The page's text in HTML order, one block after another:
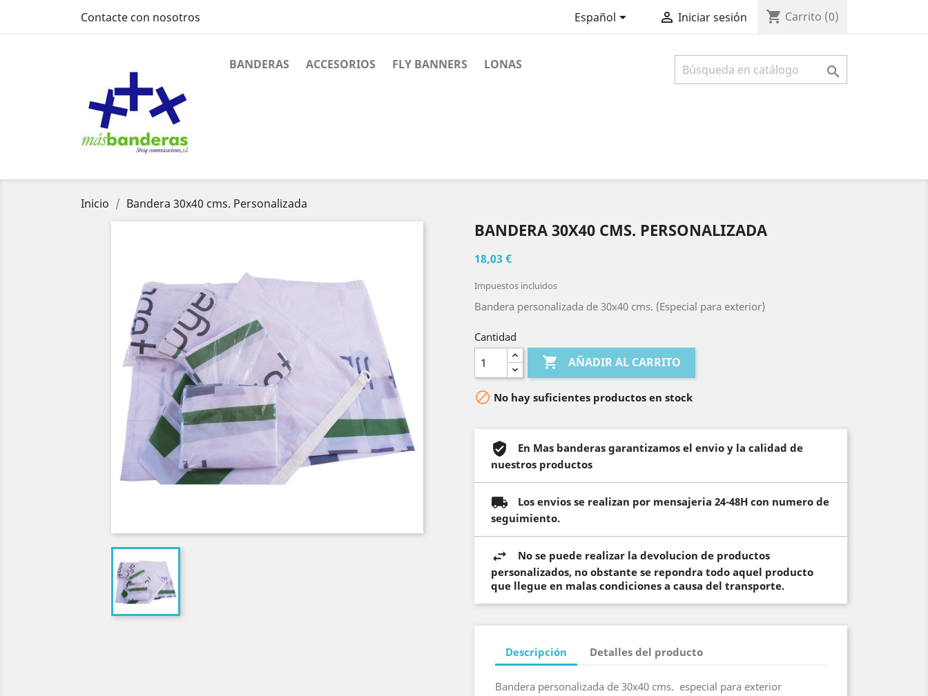
Contacte con nosotros Español  Iniciar sesión shopping_cart Carrito (0)
BANDERAS ACCESORIOS FLY BANNERS LONAS 
Inicio Bandera 30x40 cms. Personalizada
BANDERA 30X40 CMS. PERSONALIZADA
18,03 €
Impuestos incluidos
Bandera personalizada de 30x40 cms. (Especial para exterior)
Cantidad
 AÑADIR AL CARRITO
 No hay suficientes productos en stock
En Mas banderas garantizamos el envio y la calidad de
nuestros productos
Los envios se realizan por mensajeria 24-48H con numero de
seguimiento.
No se puede realizar la devolucion de productos
personalizados, no obstante se repondra todo aquel producto
que llegue en malas condiciones a causa del transporte.
Descripción Detalles del producto
Bandera personalizada de 30x40 cms. especial para exterior